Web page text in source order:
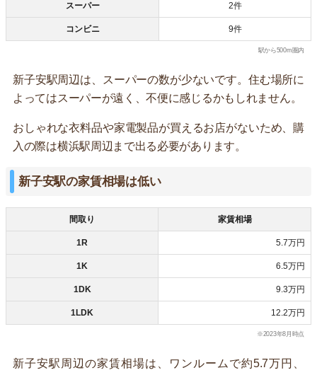
スーパー 2件
コンビニ 9件
駅から500m圏内
新子安駅周辺は、スーパーの数が少ないです。住む場所に
よってはスーパーが遠く、不便に感じるかもしれません。
おしゃれな衣料品や家電製品が買えるお店がないため、購
入の際は横浜駅周辺まで出る必要があります。
新子安駅の家賃相場は低い
間取り 家賃相場
1R 5.7万円
1K 6.5万円
1DK 9.3万円
1LDK 12.2万円
※2023年8月時点
新子安駅周辺の家賃相場は、ワンルームで約5.7万円、